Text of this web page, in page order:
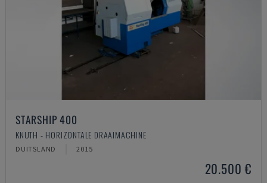
STARSHIP 400
KNUTH - HORIZONTALE DRAAIMACHINE
DUITSLAND 2015
20.500 €